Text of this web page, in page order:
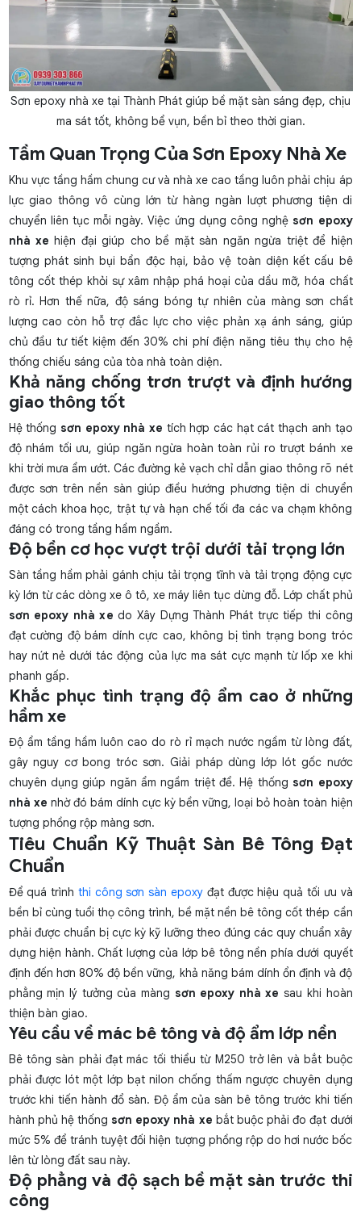
Sơn epoxy nhà xe tại Thành Phát giúp bề mặt sàn sáng đẹp, chịu
ma sát tốt, không bể vụn, bền bỉ theo thời gian.
Tầm Quan Trọng Của Sơn Epoxy Nhà Xe
Khu vực tầng hầm chung cư và nhà xe cao tầng luôn phải chịu áp
lực giao thông vô cùng lớn từ hàng ngàn lượt phương tiện di
chuyển liên tục mỗi ngày. Việc ứng dụng công nghệ sơn epoxy
nhà xe hiện đại giúp cho bề mặt sàn ngăn ngừa triệt để hiện
tượng phát sinh bụi bẩn độc hại, bảo vệ toàn diện kết cấu bê
tông cốt thép khỏi sự xâm nhập phá hoại của dầu mỡ, hóa chất
rò rỉ. Hơn thế nữa, độ sáng bóng tự nhiên của màng sơn chất
lượng cao còn hỗ trợ đắc lực cho việc phản xạ ánh sáng, giúp
chủ đầu tư tiết kiệm đến 30% chi phí điện năng tiêu thụ cho hệ
thống chiếu sáng của tòa nhà toàn diện.
Khả năng chống trơn trượt và định hướng
giao thông tốt
Hệ thống sơn epoxy nhà xe tích hợp các hạt cát thạch anh tạo
độ nhám tối ưu, giúp ngăn ngừa hoàn toàn rủi ro trượt bánh xe
khi trời mưa ẩm ướt. Các đường kẻ vạch chỉ dẫn giao thông rõ nét
được sơn trên nền sàn giúp điều hướng phương tiện di chuyển
một cách khoa học, trật tự và hạn chế tối đa các va chạm không
đáng có trong tầng hầm ngầm.
Độ bền cơ học vượt trội dưới tải trọng lớn
Sàn tầng hầm phải gánh chịu tải trọng tĩnh và tải trọng động cực
kỳ lớn từ các dòng xe ô tô, xe máy liên tục dừng đỗ. Lớp chất phủ
sơn epoxy nhà xe do Xây Dựng Thành Phát trực tiếp thi công
đạt cường độ bám dính cực cao, không bị tình trạng bong tróc
hay nứt nẻ dưới tác động của lực ma sát cực mạnh từ lốp xe khi
phanh gấp.
Khắc phục tình trạng độ ẩm cao ở những
hầm xe
Độ ẩm tầng hầm luôn cao do rò rỉ mạch nước ngầm từ lòng đất,
gây nguy cơ bong tróc sơn. Giải pháp dùng lớp lót gốc nước
chuyên dụng giúp ngăn ẩm ngầm triệt để. Hệ thống sơn epoxy
nhà xe nhờ đó bám dính cực kỳ bền vững, loại bỏ hoàn toàn hiện
tượng phồng rộp màng sơn.
Tiêu Chuẩn Kỹ Thuật Sàn Bê Tông Đạt
Chuẩn
Để quá trình thi công sơn sàn epoxy đạt được hiệu quả tối ưu và
bền bỉ cùng tuổi thọ công trình, bề mặt nền bê tông cốt thép cần
phải được chuẩn bị cực kỳ kỹ lưỡng theo đúng các quy chuẩn xây
dựng hiện hành. Chất lượng của lớp bê tông nền phía dưới quyết
định đến hơn 80% độ bền vững, khả năng bám dính ổn định và độ
phẳng mịn lý tưởng của màng sơn epoxy nhà xe sau khi hoàn
thiện bàn giao.
Yêu cầu về mác bê tông và độ ẩm lớp nền
Bê tông sàn phải đạt mác tối thiểu từ M250 trở lên và bắt buộc
phải được lót một lớp bạt nilon chống thấm ngược chuyên dụng
trước khi tiến hành đổ sàn. Độ ẩm của sàn bê tông trước khi tiến
hành phủ hệ thống sơn epoxy nhà xe bắt buộc phải đo đạt dưới
mức 5% để tránh tuyệt đối hiện tượng phồng rộp do hơi nước bốc
lên từ lòng đất sau này.
Độ phẳng và độ sạch bề mặt sàn trước thi
công